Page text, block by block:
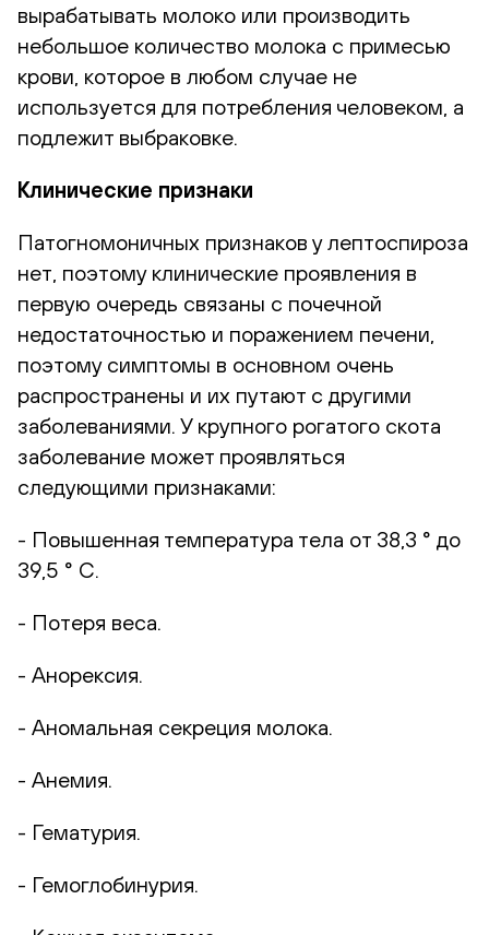
вырабатывать молоко или производить
небольшое количество молока с примесью
крови, которое в любом случае не
используется для потребления человеком, а
подлежит выбраковке.
Клинические признаки
Патогномоничных признаков у лептоспироза
нет, поэтому клинические проявления в
первую очередь связаны с почечной
недостаточностью и поражением печени,
поэтому симптомы в основном очень
распространены и их путают с другими
заболеваниями. У крупного рогатого скота
заболевание может проявляться
следующими признаками:
- Повышенная температура тела от 38,3 ° до
39,5 ° С.
- Потеря веса.
- Анорексия.
- Аномальная секреция молока.
- Анемия.
- Гематурия.
- Гемоглобинурия.